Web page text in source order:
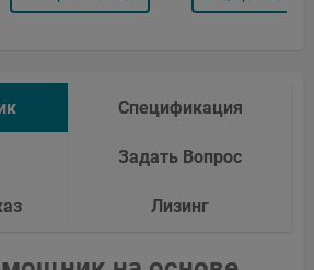
Спецификация
Задать Вопрос
Лизинг